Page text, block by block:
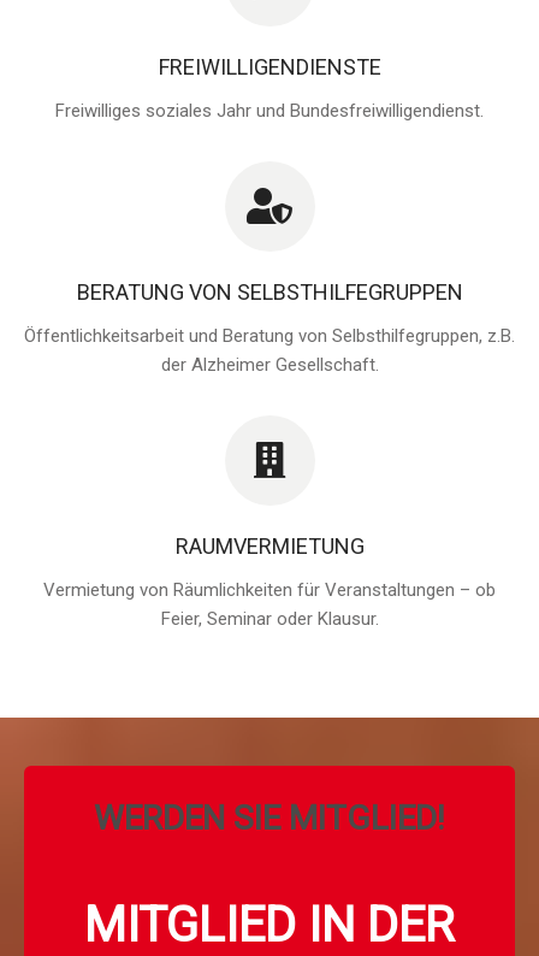
FREIWILLIGENDIENSTE
Freiwilliges soziales Jahr und Bundesfreiwilligendienst.
BERATUNG VON SELBSTHILFEGRUPPEN
Öffentlichkeitsarbeit und Beratung von Selbsthilfegruppen, z.B.
der Alzheimer Gesellschaft.
RAUMVERMIETUNG
Vermietung von Räumlichkeiten für Veranstaltungen – ob
Feier, Seminar oder Klausur.
WERDEN SIE MITGLIED!
MITGLIED IN DER